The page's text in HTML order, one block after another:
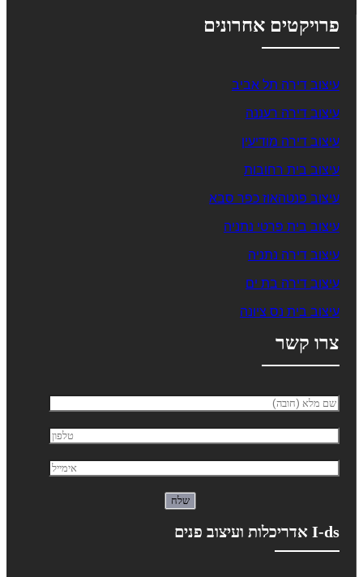
פרויקטים אחרונים
עיצוב דירה תל אביב
עיצוב דירה רעננה
עיצוב דירה מודיעין
עיצוב בית רחובות
עיצוב פנטהאוז כפר סבא
עיצוב בית פרטי נתניה
עיצוב דירה נתניה
עיצוב דירה בת ים
עיצוב בית נס ציונה
צרו קשר
I-ds אדריכלות ועיצוב פנים